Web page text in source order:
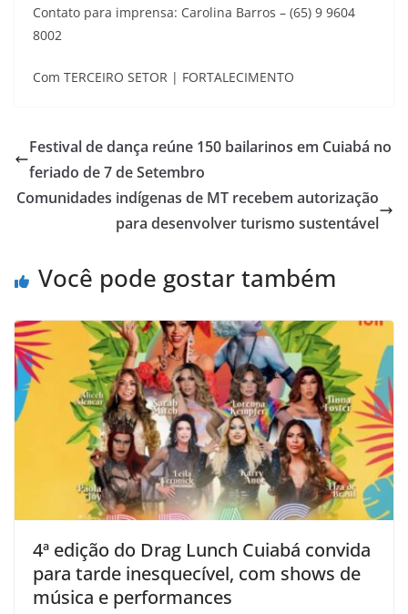
Contato para imprensa: Carolina Barros – (65) 9 9604
8002
Com TERCEIRO SETOR | FORTALECIMENTO
Festival de dança reúne 150 bailarinos em Cuiabá no
feriado de 7 de Setembro
Comunidades indígenas de MT recebem autorização
para desenvolver turismo sustentável
Você pode gostar também
4ª edição do Drag Lunch Cuiabá convida
para tarde inesquecível, com shows de
música e performances